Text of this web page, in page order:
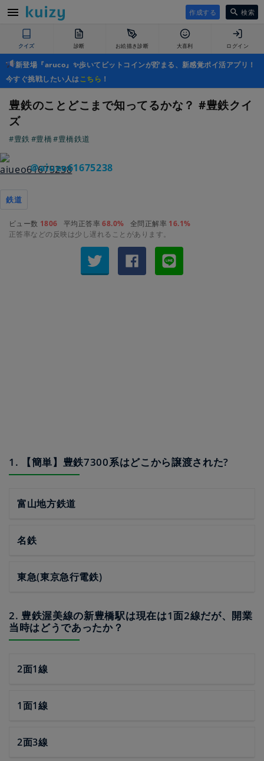
作成する 検索
クイズ 診断 お絵描き診断 大喜利 ログイン
新登場『aruco』✨歩いてビットコインが貯まる、新感覚ポイ活アプリ！
今すぐ挑戦したい人はこちら ！
豊鉄のことどこまで知ってるかな？ #豊鉄クイ
ズ
#豊鉄 #豊橋#豊橋鉄道
＠aiueo61675238
鉄道
ビュー数 1806 平均正答率68.0% 全問正解率 16.1%
正答率などの反映は少し遅れることがあります。
1. 【簡単】豊鉄7300系はどこから譲渡された?
富山地方鉄道
名鉄
東急(東京急行電鉄)
2. 豊鉄渥美線の新豊橋駅は現在は1面2線だが、開業
当時はどうであったか？
2面1線
1面1線
2面3線